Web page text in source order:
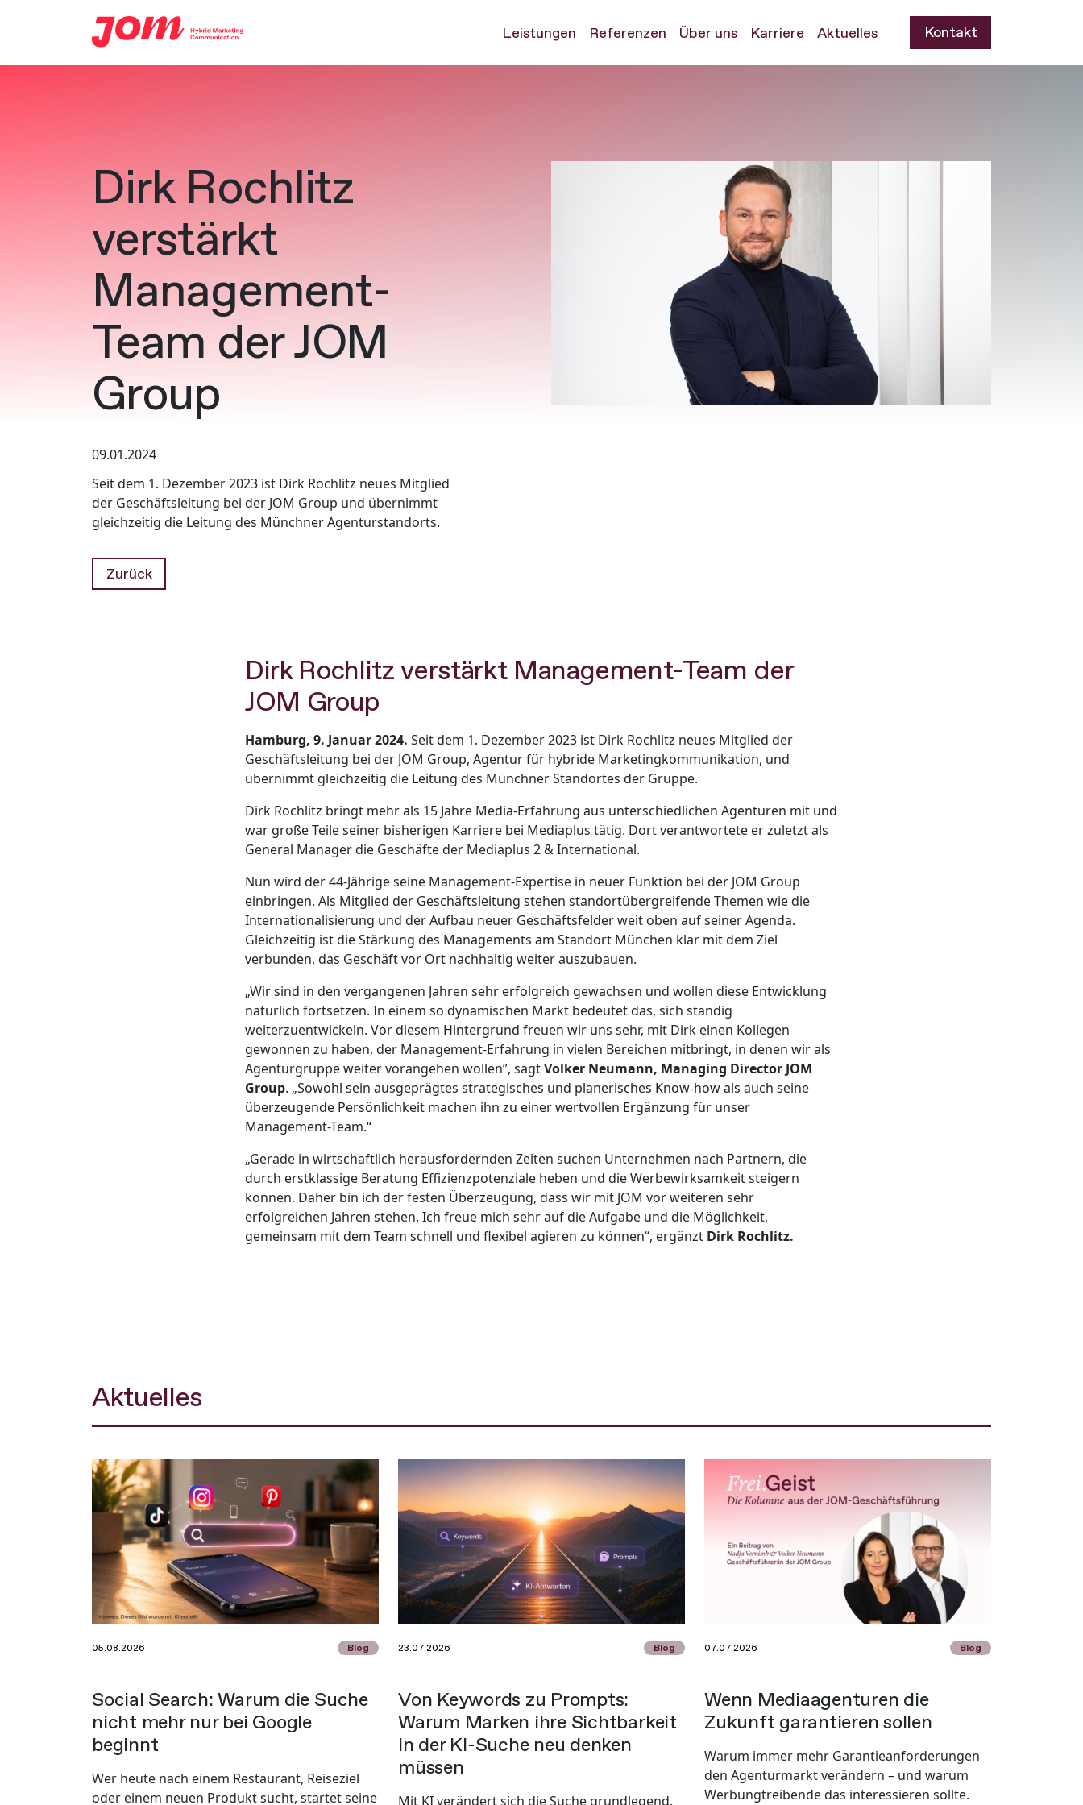
Leistungen Referenzen Über uns Karriere Aktuelles Kontakt
Dirk Rochlitz
verstärkt
Management-
Team der JOM
Group
09.01.2024
Seit dem 1. Dezember 2023 ist Dirk Rochlitz neues Mitglied
der Geschäftsleitung bei der JOM Group und übernimmt
gleichzeitig die Leitung des Münchner Agenturstandorts.
Zurück
Dirk Rochlitz verstärkt Management-Team der
JOM Group
Hamburg, 9. Januar 2024. Seit dem 1. Dezember 2023 ist Dirk Rochlitz neues Mitglied der
Geschäftsleitung bei der JOM Group, Agentur für hybride Marketingkommunikation, und
übernimmt gleichzeitig die Leitung des Münchner Standortes der Gruppe.
Dirk Rochlitz bringt mehr als 15 Jahre Media-Erfahrung aus unterschiedlichen Agenturen mit und
war große Teile seiner bisherigen Karriere bei Mediaplus tätig. Dort verantwortete er zuletzt als
General Manager die Geschäfte der Mediaplus 2 & International.
Nun wird der 44-Jährige seine Management-Expertise in neuer Funktion bei der JOM Group
einbringen. Als Mitglied der Geschäftsleitung stehen standortübergreifende Themen wie die
Internationalisierung und der Aufbau neuer Geschäftsfelder weit oben auf seiner Agenda.
Gleichzeitig ist die Stärkung des Managements am Standort München klar mit dem Ziel
verbunden, das Geschäft vor Ort nachhaltig weiter auszubauen.
„Wir sind in den vergangenen Jahren sehr erfolgreich gewachsen und wollen diese Entwicklung
natürlich fortsetzen. In einem so dynamischen Markt bedeutet das, sich ständig
weiterzuentwickeln. Vor diesem Hintergrund freuen wir uns sehr, mit Dirk einen Kollegen
gewonnen zu haben, der Management-Erfahrung in vielen Bereichen mitbringt, in denen wir als
Agenturgruppe weiter vorangehen wollen”, sagtVolker Neumann, Managing Director JOM
Group. „Sowohl sein ausgeprägtes strategisches und planerisches Know-how als auch seine
überzeugende Persönlichkeit machen ihn zu einer wertvollen Ergänzung für unser
Management-Team.“
„Gerade in wirtschaftlich herausfordernden Zeiten suchen Unternehmen nach Partnern, die
durch erstklassige Beratung Effizienzpotenziale heben und die Werbewirksamkeit steigern
können. Daher bin ich der festen Überzeugung, dass wir mit JOM vor weiteren sehr
erfolgreichen Jahren stehen. Ich freue mich sehr auf die Aufgabe und die Möglichkeit,
gemeinsam mit dem Team schnell und flexibel agieren zu können“, ergänzt Dirk Rochlitz.
Aktuelles
05.08.2026 Blog
Social Search: Warum die Suche
nicht mehr nur bei Google
beginnt
Wer heute nach einem Restaurant, Reiseziel
oder einem neuen Produkt sucht, startet seine
23.07.2026 Blog
Von Keywords zu Prompts:
Warum Marken ihre Sichtbarkeit
in der KI-Suche neu denken
müssen
Mit KI verändert sich die Suche grundlegend.
07.07.2026 Blog
Wenn Mediaagenturen die
Zukunft garantieren sollen
Warum immer mehr Garantieanforderungen
den Agenturmarkt verändern – und warum
Werbungtreibende das interessieren sollte.